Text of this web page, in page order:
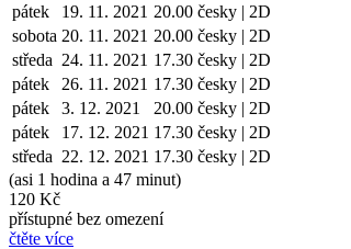
pátek
19. 11. 2021 20.00 česky | 2D
sobota 20. 11. 2021 20.00 česky | 2D
středa 24. 11. 2021 17.30 česky | 2D
pátek
26. 11. 2021 17.30 česky | 2D
pátek
3. 12. 2021 20.00 česky | 2D
pátek
17. 12. 2021 17.30 česky | 2D
středa 22. 12. 2021 17.30 česky | 2D
(asi 1 hodina a 47 minut)
120 Kč
přístupné bez omezení
čtěte více